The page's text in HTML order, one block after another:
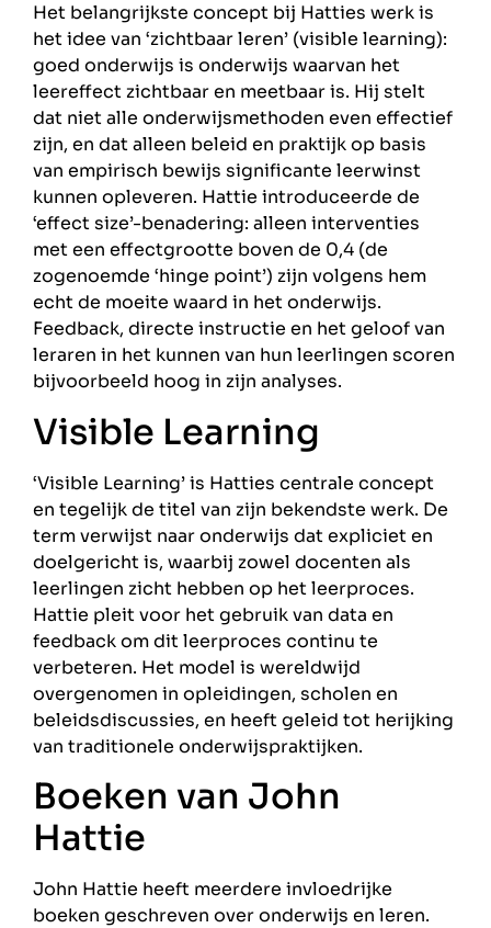
Het belangrijkste concept bij Hatties werk is
het idee van ‘zichtbaar leren’ (visible learning):
goed onderwijs is onderwijs waarvan het
leereffect zichtbaar en meetbaar is. Hij stelt
dat niet alle onderwijsmethoden even effectief
zijn, en dat alleen beleid en praktijk op basis
van empirisch bewijs significante leerwinst
kunnen opleveren. Hattie introduceerde de
‘effect size’-benadering: alleen interventies
met een effectgrootte boven de 0,4 (de
zogenoemde ‘hinge point’) zijn volgens hem
echt de moeite waard in het onderwijs.
Feedback, directe instructie en het geloof van
leraren in het kunnen van hun leerlingen scoren
bijvoorbeeld hoog in zijn analyses.
Visible Learning
‘Visible Learning’ is Hatties centrale concept
en tegelijk de titel van zijn bekendste werk. De
term verwijst naar onderwijs dat expliciet en
doelgericht is, waarbij zowel docenten als
leerlingen zicht hebben op het leerproces.
Hattie pleit voor het gebruik van data en
feedback om dit leerproces continu te
verbeteren. Het model is wereldwijd
overgenomen in opleidingen, scholen en
beleidsdiscussies, en heeft geleid tot herijking
van traditionele onderwijspraktijken.
Boeken van John
Hattie
John Hattie heeft meerdere invloedrijke
boeken geschreven over onderwijs en leren.